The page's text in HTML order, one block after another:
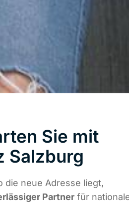
Sie mit
Salzburg
die neue Adresse liegt,
Partner für